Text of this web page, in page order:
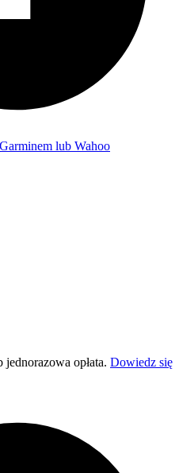
Garminem lub Wahoo
opłata. Dowiedz się